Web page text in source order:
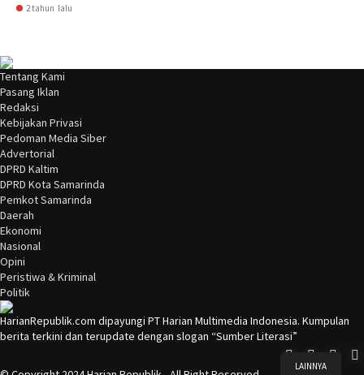
2 tahun lalu
LAINNYA
Tentang Kami
Pasang Iklan
Redaksi
Kebijakan Privasi
Pedoman Media Siber
Advertorial
DPRD Kaltim
DPRD Kota Samarinda
Pemkot Samarinda
Daerah
Ekonomi
Nasional
Opini
Peristiwa & Kriminal
Politik
HarianRepublik.com dipayungi PT Harian Multimedia Indonesia. Kumpulan
berita terkini dan terupdate dengan slogan “Sumber Literasi”